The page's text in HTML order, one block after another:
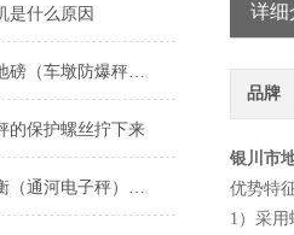
是什么原因
新桥无人值守地磅（车墩防爆秤）佘山电子秤）泗泾汽车衡维修
的保护螺丝拧下来
扎赉特旗汽车衡（通河电子秤）呼兰防爆秤）平房地磅维修
详细
品牌
银川市
优势特
1）采